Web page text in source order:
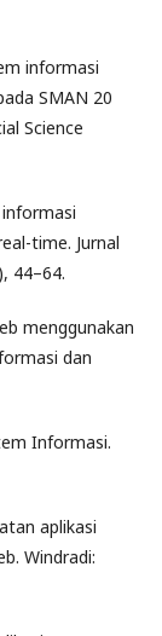
informasi
SMAN 20
Science
time. Jurnal
44–64.
menggunakan
dan
Informasi.
aplikasi
Windradi: